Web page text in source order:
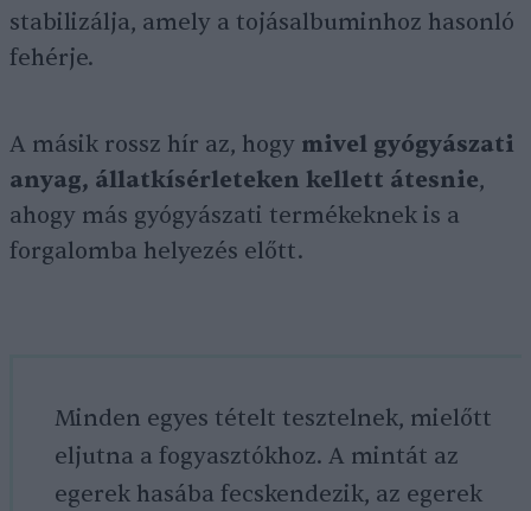
stabilizálja, amely a tojásalbuminhoz hasonló
fehérje.
A másik rossz hír az, hogy mivel gyógyászati
anyag, állatkísérleteken kellett átesnie,
ahogy más gyógyászati termékeknek is a
forgalomba helyezés előtt.
Minden egyes tételt tesztelnek, mielőtt
eljutna a fogyasztókhoz. A mintát az
egerek hasába fecskendezik, az egerek